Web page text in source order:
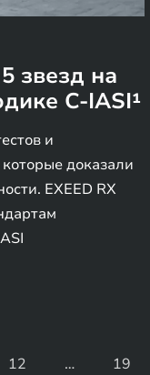
звезд на
C-IASI¹
и
доказали
EXEED RX
12 … 19